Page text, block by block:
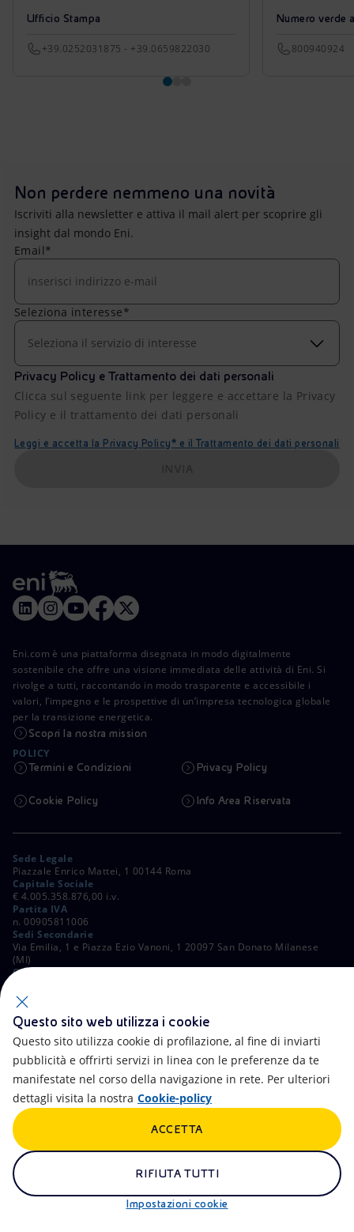
Ufficio Stampa
+39.0252031875 - +39.0659822030
Numero verde
800940924
Non perdere nemmeno una novità
Iscriviti alla newsletter e attiva il mail alert per scoprire gli
insight dal mondo Eni.
Email*
Seleziona interesse*
Seleziona il servizio di interesse
Privacy Policy e Trattamento dei dati personali
Clicca sul seguente link per leggere e accettare la Privacy
Policy e il trattamento dei dati personali
Leggi e accetta la Privacy Policy* e il Trattamento dei dati personali
Eni.com è una piattaforma disegnata in modo digitalmente
sostenibile che offre una visione immediata delle attività di Eni. Si
rivolge a tutti, raccontando in modo trasparente e accessibile i
valori, l’impegno e le prospettive di un’impresa tecnologica globale
per la transizione energetica.
Scopri la nostra mission
POLICY
Termini e Condizioni Privacy Policy
Cookie Policy Info Area Riservata
Sede Legale
Piazzale Enrico Mattei, 1 00144 Roma
Capitale Sociale
€ 4.005.358.876,00 i.v.
Partita IVA
n. 00905811006
Sedi Secondarie
Via Emilia, 1 e Piazza Ezio Vanoni, 1 20097 San Donato Milanese
(MI)
C. Fiscale e Registro Imprese di Roma
ALTRI LINK
Accessibilità Calendario
Newsletter Intelligenza artificiale
Truffe e Phishing
Remit Alluvioni
Questo sito web utilizza i cookie
Questo sito utilizza cookie di profilazione, al fine di inviarti
pubblicità e offrirti servizi in linea con le preferenze da te
manifestate nel corso della navigazione in rete. Per ulteriori
dettagli visita la nostra Cookie-policy
Impostazioni cookie
RIFIUTA TUTTI
ACCETTA